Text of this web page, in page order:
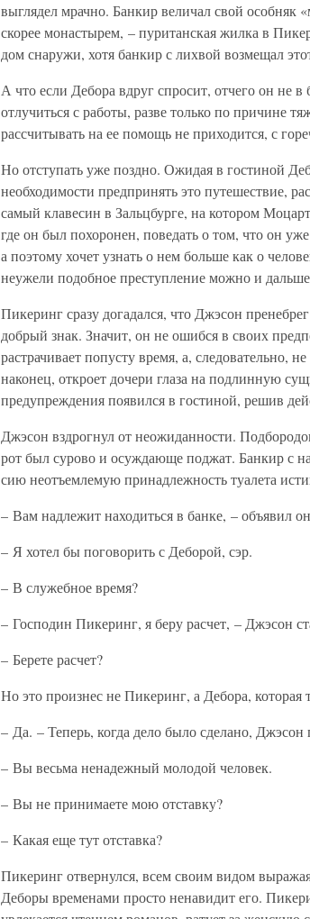
выглядел мрачно. Банкир величал свой особняк
скорее монастырем, – пуританская жилка в
дом снаружи, хотя банкир с лихвой возмещал
А что если Дебора вдруг спросит, отчего он не
отлучиться с работы, разве только по причине
рассчитывать на ее помощь не приходится, с
Но отступать уже поздно. Ожидая в гостиной
необходимости предпринять это путешествие,
самый клавесин в Зальцбурге, на котором
где он был похоронен, поведать о том, что он
а поэтому хочет узнать о нем больше как о
неужели подобное преступление можно и дальше
Пикеринг сразу догадался, что Джэсон
добрый знак. Значит, он не ошибся в своих
растрачивает попусту время, а, следовательно,
наконец, откроет дочери глаза на подлинную
предупреждения появился в гостиной, решив
Джэсон вздрогнул от неожиданности.
рот был сурово и осуждающе поджат. Банкир с
сию неотъемлемую принадлежность туалета
– Вам надлежит находиться в банке, – объявил
– Я хотел бы поговорить с Деборой, сэр.
– В служебное время?
– Господин Пикеринг, я беру расчет, – Джэсон
– Берете расчет?
Но это произнес не Пикеринг, а Дебора, которая
– Да. – Теперь, когда дело было сделано, Джэсон
– Вы весьма ненадежный молодой человек.
– Вы не принимаете мою отставку?
– Какая еще тут отставка?
Пикеринг отвернулся, всем своим видом
Деборы временами просто ненавидит его.